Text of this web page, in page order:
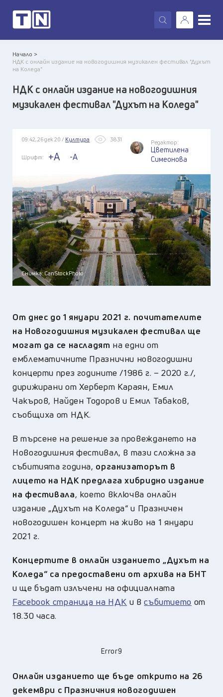
X
Начало >
НДК с онлайн издание на новогодишния музикален фестивал "Духът
на Коледа"
НДК с онлайн издание на новогодишния
музикален фестивал "Духът на Коледа"
09:42, 26 дек 20 / Култура 3831
Шрифт: +A -A
Редактор:
Цветилена
Симеонова
Снимка: CanStockPhoto
От днес до 1 януари 2021 г. почитателите
на Новогодишния музикален фестивал ще
могат да се насладят на едни от
емблематичните Празнични новогодишни
концерти през годините /1986 г. – 2020 г./,
дирижирани от Херберт Караян, Емил
Чакъров, Найден Тодоров и Емил Табаков,
съобщиха от НДК.
В търсене на решение за провеждането на
Новогодишния фестивал, в тази сложна за
събитията година, организаторът в
лицето на НДК предлага хибридно издание
на фестивала, което включва онлайн
издание „Духът на Коледа“ и Празничен
новогодишен концерт на живо на 1 януари
2021 г.
Концертите в онлайн изданието „Духът на
Коледа“ са предоставени от архива на БНТ
и ще бъдат излъчени на официалната
Facebook страница на НДК и всъбитието от
18.30 часа.
Error9
Онлайн изданието ще бъде открито на 26
декември с Празничния новогодишен